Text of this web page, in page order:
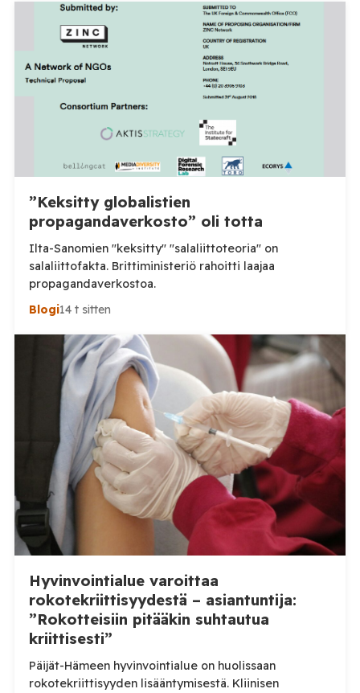
”Keksitty globalistien
propagandaverkosto” oli totta
Ilta-Sanomien "keksitty" "salaliittoteoria" on
salaliittofakta. Brittiministeriö rahoitti laajaa
propagandaverkostoa.
Blogi14 t sitten
Hyvinvointialue varoittaa
rokotekriittisyydestä – asiantuntija:
”Rokotteisiin pitääkin suhtautua
kriittisesti”
Päijät-Hämeen hyvinvointialue on huolissaan
rokotekriittisyyden lisääntymisestä. Kliinisen